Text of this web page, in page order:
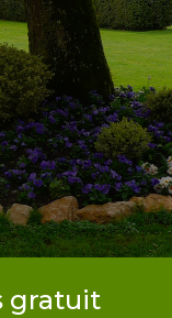
gratuit